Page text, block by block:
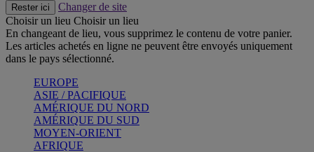
Rester ici
Changer de site
Choisir un lieu Choisir un lieu
En changeant de lieu, vous supprimez le contenu de votre panier.
Les articles achetés en ligne ne peuvent être envoyés uniquement
dans le pays sélectionné.
EUROPE
ASIE / PACIFIQUE
AMÉRIQUE DU NORD
AMÉRIQUE DU SUD
MOYEN-ORIENT
AFRIQUE